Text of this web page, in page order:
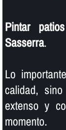
Pintar
Sasserra.
Lo
calidad,
extenso y
momento.